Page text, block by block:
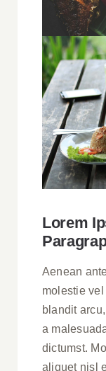
Lorem
Aenean
molestie
blandit
a
dictumst.
aliquet nisl